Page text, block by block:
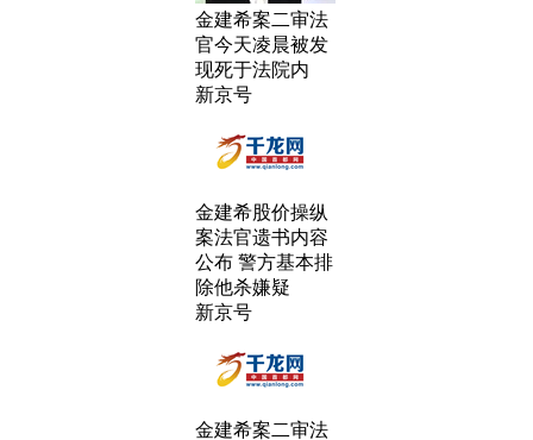
金建希案二审法
官今天凌晨被发
现死于法院内
新京号
金建希股价操纵
案法官遗书内容
公布 警方基本排
除他杀嫌疑
新京号
金建希案二审法